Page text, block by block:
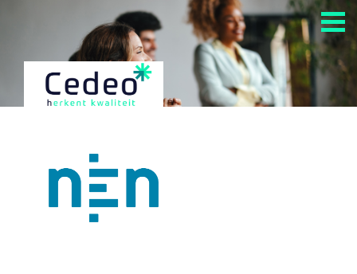
Home
Alle opleidingen van Cedeo-erkende aanbieders
Cedeo en auditing
Kennisdossiers over opleiden en andere HR-diensten